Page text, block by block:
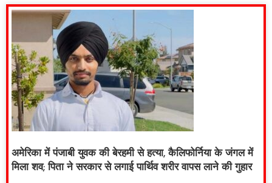
अमेरिका में पंजाबी युवक की बेरहमी से हत्या, कैलिफोर्निया के जंगल में
मिला शव; पिता ने सरकार से लगाई पार्थिव शरीर वापस लाने की गुहार